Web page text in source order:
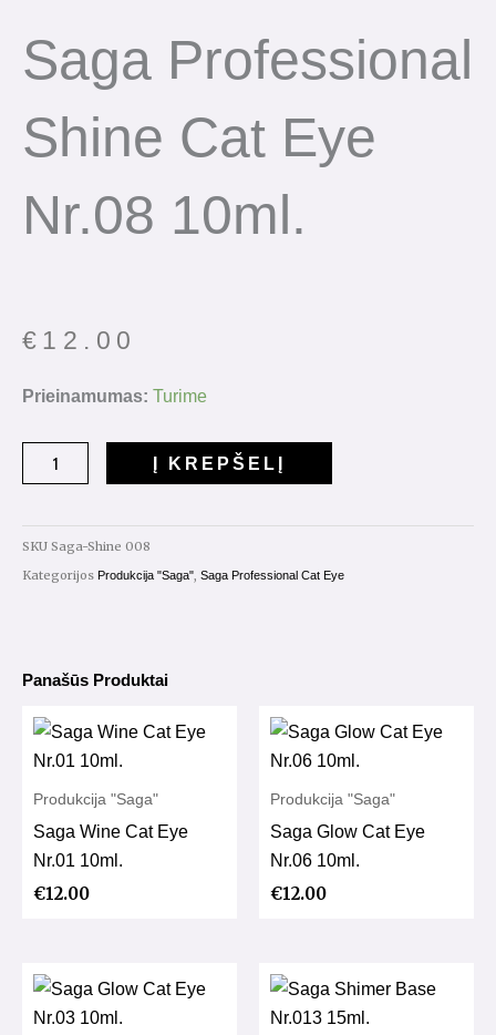
Saga Professional
Shine Cat Eye
Nr.08 10ml.
€ 12.00
Prieinamumas: Turime
produkto
Professional
Cat
Eye
Į KREPŠELĮ
SKU Saga-Shine 008
Kategorijos Produkcija "Saga", Saga Professional Cat Eye
Panašūs Produktai
Produkcija "Saga"
Saga Wine Cat Eye
Nr.01 10ml.
€12.00
Produkcija "Saga"
Saga Glow Cat Eye
Nr.06 10ml.
€12.00